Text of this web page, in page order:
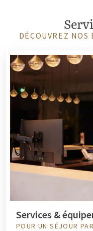
DÉCOUVREZ
Services &
POUR UN SÉJOUR